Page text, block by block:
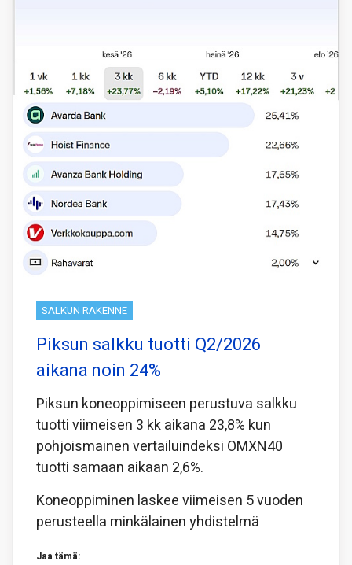
SALKUN RAKENNE
Piksun salkku tuotti Q2/2026
aikana noin 24%
Piksun koneoppimiseen perustuva salkku
tuotti viimeisen 3 kk aikana 23,8% kun
pohjoismainen vertailuindeksi OMXN40
tuotti samaan aikaan 2,6%.
Koneoppiminen laskee viimeisen 5 vuoden
perusteella minkälainen yhdistelmä
Jaa tämä: